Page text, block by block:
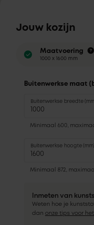
Jouw kozijn
Maatvoering
1000 x 1600 mm
Buitenwerkse maat
Buitenwerkse breedte
Minimaal 600,
Buitenwerkse hoogte (mm)
Minimaal 872,
Inmeten van
Weten hoe je
dan onze tips voor